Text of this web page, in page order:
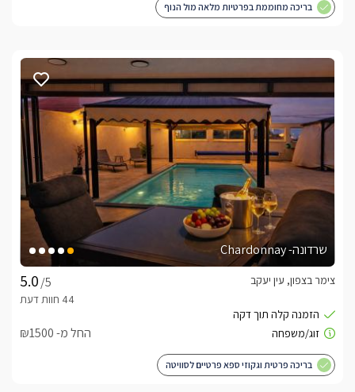
בריכה מחוממת בפרטיות מלאה מול הנוף
שרדונה- Chardonnay
/5
צימר בצפון, עין יעקב
החל מ- ₪1500
בריכה פרטית וגקוזי ספא פרטיים לסוויטה